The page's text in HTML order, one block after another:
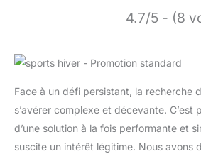
4.7/5 - (8
Face à un défi persistant, la recherche
s’avérer complexe et décevante. C’est
d’une solution à la fois performante et
suscite un intérêt légitime. Nous avons